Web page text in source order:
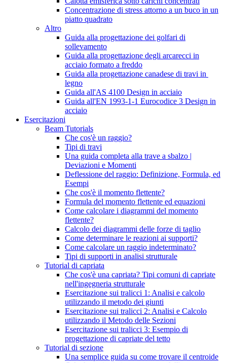
Concentrazione di stress attorno a un buco in un
piatto quadrato
Altro
Guida alla progettazione dei golfari di
sollevamento
Guida alla progettazione degli arcarecci in
acciaio formato a freddo
Guida alla progettazione canadese di travi in ​​
legno
Guida all'AS 4100 Design in acciaio
Guida all'EN 1993-1-1 Eurocodice 3 Design in
acciaio
Esercitazioni
Beam Tutorials
Che cos'è un raggio?
Tipi di travi
Una guida completa alla trave a sbalzo |
Deviazioni e Momenti
Deflessione del raggio: Definizione, Formula, ed
Esempi
Che cos'è il momento flettente?
Formula del momento flettente ed equazioni
Come calcolare i diagrammi del momento
flettente?
Calcolo dei diagrammi delle forze di taglio
Come determinare le reazioni ai supporti?
Come calcolare un raggio indeterminato?
Tipi di supporti in analisi strutturale
Tutorial di capriata
Che cos'è una capriata? Tipi comuni di capriate
nell'ingegneria strutturale
Esercitazione sui tralicci 1: Analisi e calcolo
utilizzando il metodo dei giunti
Esercitazione sui tralicci 2: Analisi e Calcolo
utilizzando il Metodo delle Sezioni
Esercitazione sui tralicci 3: Esempio di
progettazione di capriate del tetto
Tutorial di sezione
Una semplice guida su come trovare il centroide